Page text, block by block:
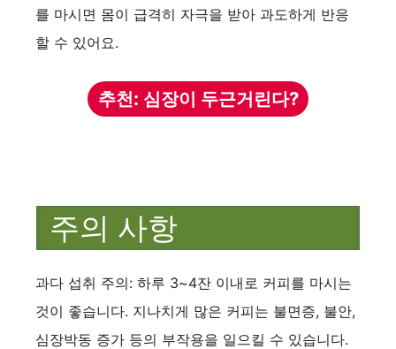
를 마시면 몸이 급격히 자극을 받아 과도하게 반응
할 수 있어요.
추천: 심장이 두근거린다?
주의 사항
과다 섭취 주의: 하루 3~4잔 이내로 커피를 마시는
것이 좋습니다. 지나치게 많은 커피는 불면증, 불안,
심장박동 증가 등의 부작용을 일으킬 수 있습니다.